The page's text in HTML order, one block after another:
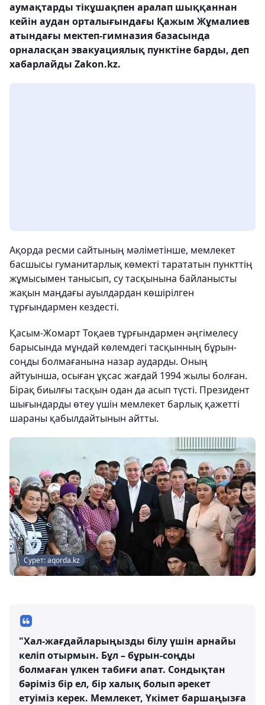
аумақтарды тікұшақпен аралап шыққаннан
кейін аудан орталығындағы Қажым Жұмалиев
атындағы мектеп-гимназия базасында
орналасқан эвакуациялық пунктіне барды, деп
хабарлайды Zakon.kz.
Ақорда ресми сайтының мәліметінше, мемлекет
басшысы гуманитарлық көмекті тарататын пункттің
жұмысымен танысып, су тасқынына байланысты
жақын маңдағы ауылдардан көшірілген
тұрғындармен кездесті.
Қасым-Жомарт Тоқаев тұрғындармен әңгімелесу
барысында мұндай көлемдегі тасқынның бұрын-
соңды болмағанына назар аударды. Оның
айтуынша, осыған ұқсас жағдай 1994 жылы болған.
Бірақ биылғы тасқын одан да асып түсті. Президент
шығындарды өтеу үшін мемлекет барлық қажетті
шараны қабылдайтынын айтты.
Сурет: aqorda.kz
"Хал-жағдайларыңызды білу үшін арнайы
келіп отырмын. Бұл – бұрын-соңды
болмаған үлкен табиғи апат. Сондықтан
бәріміз бір ел, бір халық болып әрекет
етуіміз керек. Мемлекет, Үкімет баршаңызға